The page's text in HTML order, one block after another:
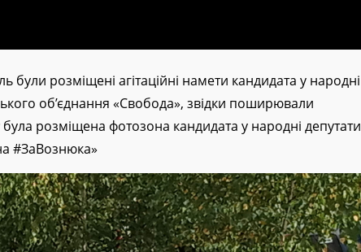
були розміщені агітаційні намети кандидата у народні
об’єднання «Свобода», звідки поширювали
розміщена фотозона кандидата у народні депутати
#ЗаВознюка»